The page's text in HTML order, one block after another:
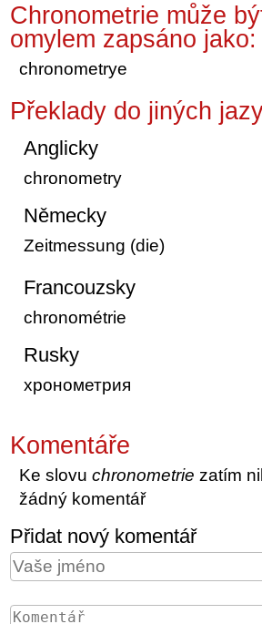
Chronometrie může
omylem zapsáno jako:
chronometrye
Překlady do jiných
Anglicky
chronometry
Německy
Zeitmessung (die)
Francouzsky
chronométrie
Rusky
хронометрия
Komentáře
Ke slovuchronometrie zatím
žádný komentář
Přidat nový komentář